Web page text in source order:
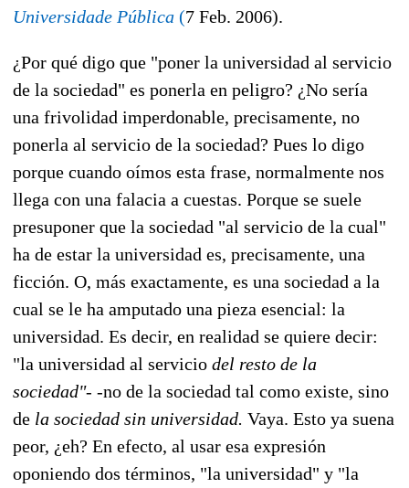
Universidade Pública (7 Feb. 2006).
¿Por qué digo que "poner la universidad al servicio
de la sociedad" es ponerla en peligro? ¿No sería
una frivolidad imperdonable, precisamente, no
ponerla al servicio de la sociedad? Pues lo digo
porque cuando oímos esta frase, normalmente nos
llega con una falacia a cuestas. Porque se suele
presuponer que la sociedad "al servicio de la cual"
ha de estar la universidad es, precisamente, una
ficción. O, más exactamente, es una sociedad a la
cual se le ha amputado una pieza esencial: la
universidad. Es decir, en realidad se quiere decir:
"la universidad al servicio del resto de la
sociedad"- -no de la sociedad tal como existe, sino
de la sociedad sin universidad. Vaya. Esto ya suena
peor, ¿eh? En efecto, al usar esa expresión
oponiendo dos términos, "la universidad" y "la